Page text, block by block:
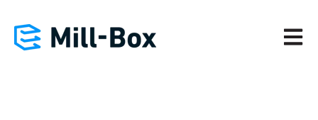
メイ